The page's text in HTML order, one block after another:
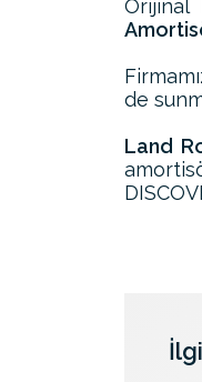
Orijinal
de
Land